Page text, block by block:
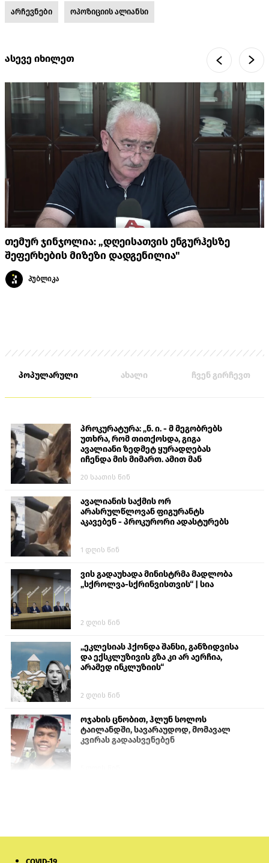
არჩევნები ოპოზიციის ალიანსი
ასევე იხილეთ
თემურ ჯინჯოლია: „დღეისათვის ენგურჰესზე
შეფერხების მიზეზი დადგენილია"
პუბლიკა
პოპულარული ახალი ჩვენ გირჩევთ
პროკურატურა: „ნ. ი. - მ მეგობრებს
უთხრა, რომ თითქოსდა, გიგა
ავალიანი ზედმეტ ყურადღებას
იჩენდა მის მიმართ. ამით მან
თავს დასხმოდა გიგა ავალიანს“
20 საათის წინ
ავალიანის საქმის ორ
არასრულწლოვან ფიგურანტს
აკავებენ - პროკურორი ადასტურებს
1 დღის წინ
ვის გადაუხადა მინისტრმა მადლობა
„სქროლვა-სქრინვისთვის“ | სია
2 დღის წინ
„ეკლესიას ჰქონდა შანსი, განზიდვისა
და ექსკლუზივის გზა კი არ აერჩია,
არამედ ინკლუზიის“
2 დღის წინ
ოჯახის ცნობით, ჰლუნ სოლოს
ტაილანდში, სავარაუდოდ, მომავალ
კვირას გადაასვენებენ